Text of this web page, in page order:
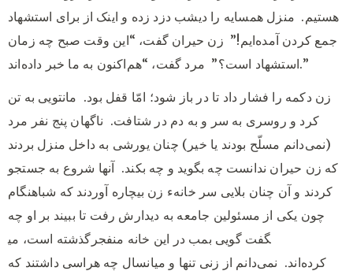
هستیم. منزل همسایه را دیشب دزد زده و اینک از برای استشهاد
جمع کردن آمده‌ایم!” زن حیران گفت، “این وقت صبح چه زمان
استشهاد است؟”مرد گفت، “هم‌اکنون به ما خبر داده‌اند.”
زن دکمه را فشار داد تا در باز شود؛ امّا قفل بود. مانتویی به تن
کرد و روسری به سر و به دم در شتافت. ناگهان پنج نفر مرد
(نمی‌دانم مسلّح بودند یا خیر) چنان یورشی به داخل منزل بردند
که زن حیران ندانست چه بگوید و چه بکند. آنها شروع به جستجو
کردند و آن چنان بلایی سر خانهء زن بیچاره آوردند که شباهنگام
چون یکی از مسئولین جامعه به دیدارش رفت تا ببیند بر او چه
گذشته است، می‎گفت گویی بمب در این خانه منفجر
کرده‌اند. نمی‌دانم از زنی تنها و میانسال چه هراسی داشتند که